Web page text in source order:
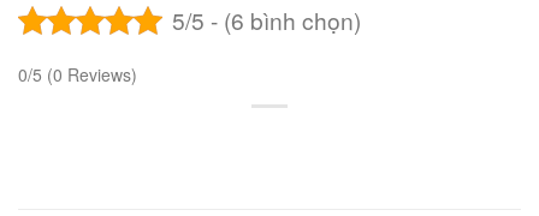
5/5 - (6 bình chọn)
0/5 (0 Reviews)